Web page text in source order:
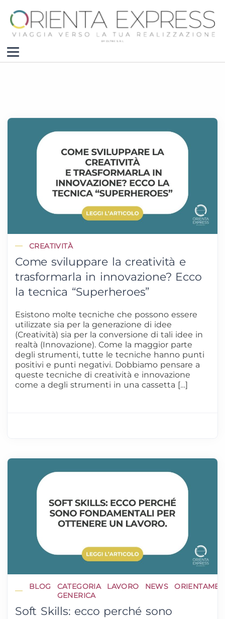
CREATIVITÀ
Come sviluppare la creatività e
trasformarla in innovazione? Ecco
la tecnica “Superheroes”
Esistono molte tecniche che possono essere
utilizzate sia per la generazione di idee
(Creatività) sia per la conversione di tali idee in
realtà (Innovazione). Come la maggior parte
degli strumenti, tutte le tecniche hanno punti
positivi e punti negativi. Dobbiamo pensare a
queste tecniche di creatività e innovazione
come a degli strumenti in una cassetta […]
BLOG
CATEGORIA
GENERICA
LAVORO NEWS
Soft Skills: ecco perché sono